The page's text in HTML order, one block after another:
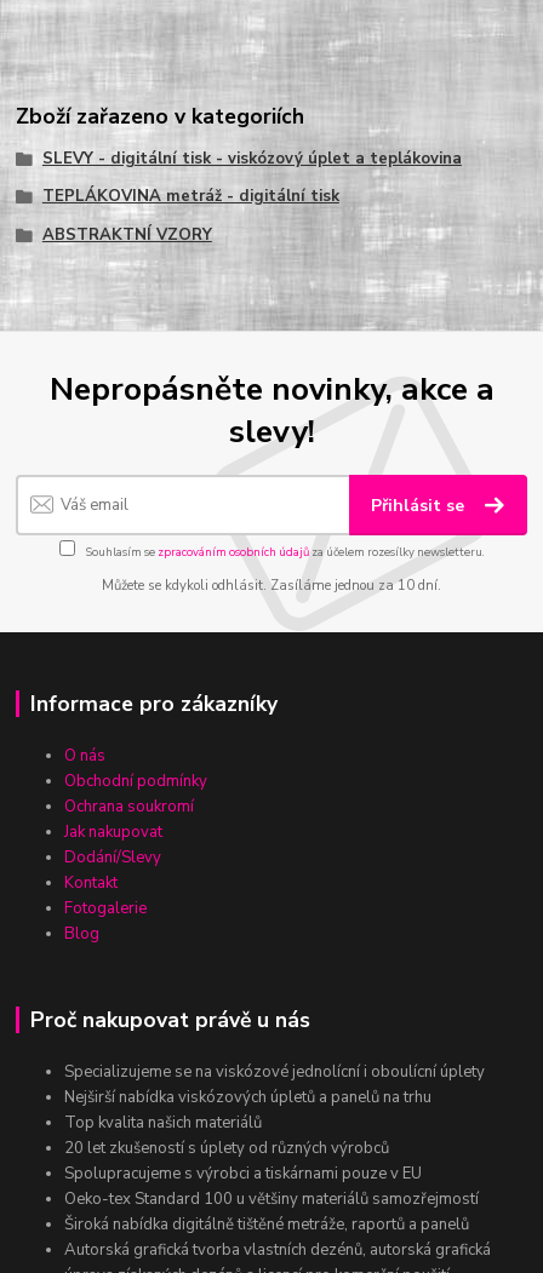
Zboží zařazeno v kategoriích
SLEVY - digitální tisk - viskózový úplet a teplákovina
TEPLÁKOVINA metráž - digitální tisk
ABSTRAKTNÍ VZORY
Nepropásněte novinky, akce a
slevy!
Přihlásit se
Souhlasím se zpracováním osobních údajůza účelem rozesílky newsletteru.
Můžete se kdykoli odhlásit. Zasíláme jednou za 10 dní.
Informace pro zákazníky
O nás
Obchodní podmínky
Ochrana soukromí
Jak nakupovat
Dodání/Slevy
Kontakt
Fotogalerie
Blog
Proč nakupovat právě u nás
Specializujeme se na viskózové jednolícní i oboulícní úplety
Nejširší nabídka viskózových úpletů a panelů na trhu
Top kvalita našich materiálů
20 let zkušeností s úplety od různých výrobců
Spolupracujeme s výrobci a tiskárnami pouze v EU
Oeko-tex Standard 100 u většiny materiálů samozřejmostí
Široká nabídka digitálně tištěné metráže, raportů a panelů
Autorská grafická tvorba vlastních dezénů, autorská grafická